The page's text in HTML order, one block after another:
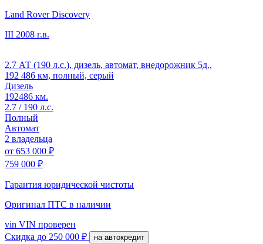
Land Rover Discovery
III 2008 г.в.
2.7 АТ (190 л.с.), дизель, автомат, внедорожник 5д.,
192 486 км, полный, серый
Дизель
192486 км.
2.7 / 190 л.с.
Полный
Автомат
2 владельца
от 653 000 ₽
759 000 ₽
Гарантия юридической чистоты
Оригинал ПТС в наличии
vin VIN проверен
Скидка до 250 000 ₽ на автокредит